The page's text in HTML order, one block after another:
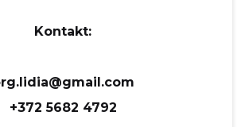
Kontakt:
+372 5682 4792